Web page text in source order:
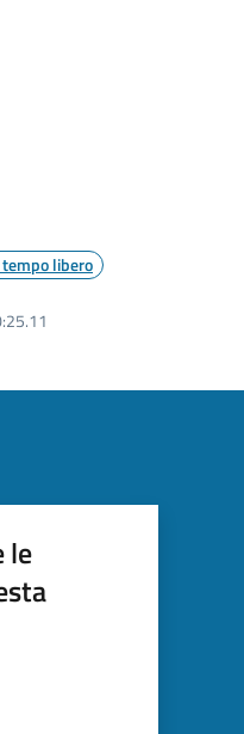
libero
le